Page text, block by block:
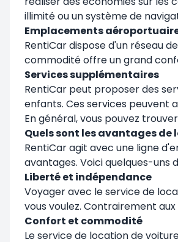
illimité ou un système de
Emplacements
RentiCar dispose d'un réseau
commodité offre un grand
Services supplémentaires
RentiCar peut proposer des
enfants. Ces services peuvent
En général, vous pouvez
Quels sont les avantages de
RentiCar agit avec une ligne
avantages. Voici quelques-uns
Liberté et indépendance
Voyager avec le service de
vous voulez. Contrairement
Confort et commodité
Le service de location de